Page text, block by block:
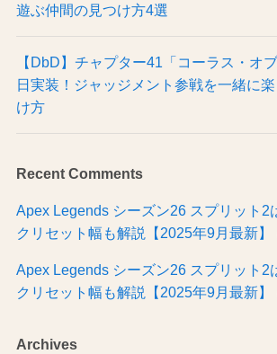
遊ぶ仲間の見つけ方4選
【DbD】チャプター41「コーラス・オ
日実装！ジャッジメント参戦を一緒に
け方
Recent Comments
Apex Legends シーズン26 スプリット2
クリセット幅も解説【2025年9月最新】
Apex Legends シーズン26 スプリット2
クリセット幅も解説【2025年9月最新】
Archives